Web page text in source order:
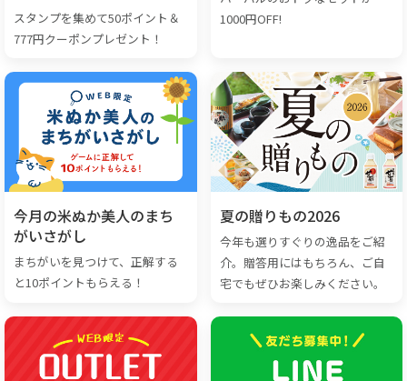
スタンプを集めて50ポイント＆
777円クーポンプレゼント！
1000円OFF!
今月の米ぬか美人のまち
がいさがし
まちがいを見つけて、正解する
と10ポイントもらえる！
夏の贈りもの2026
今年も選りすぐりの逸品をご紹
介。贈答用にはもちろん、ご自
宅でもぜひお楽しみください。